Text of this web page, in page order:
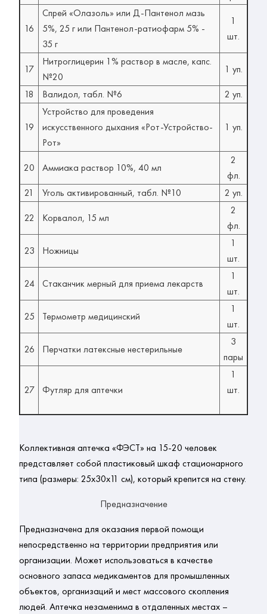
16
Спрей «Олазоль» или Д-Пантенол мазь
5%, 25 г или Пантенол-ратиофарм 5% -
35 г
1
шт.
17
Нитроглицерин 1% раствор в масле, капс.
№20
1 уп.
18
Валидол, табл. №6 2 уп.
19
Устройство для проведения
искусственного дыхания «Рот-Устройство-
Рот»
1 уп.
20 Аммиака раствор 10%, 40 мл
2
фл.
21
Уголь активированный, табл. №10
2 уп.
22
Корвалол, 15 мл
2
фл.
23
Ножницы
1
шт.
24
Стаканчик мерный для приема лекарств
1
шт.
25
Термометр медицинский
1
шт.
26
Перчатки латексные нестерильные
3
пары
27 Футляр для аптечки
1
шт.
Коллективная аптечка «ФЭСТ» на 15-20 человек
представляет собой пластиковый шкаф стационарного
типа (размеры: 25х30х11 см), который крепится на стену.
Предназначение
Предназначена для оказания первой помощи
непосредственно на территории предприятия или
организации. Может использоваться в качестве
основного запаса медикаментов для промышленных
объектов, организаций и мест массового скопления
людей. Аптечка незаменима в отдаленных местах –